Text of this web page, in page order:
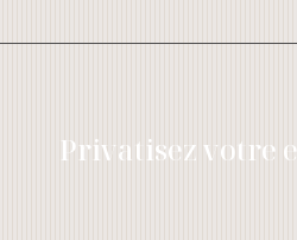
Privatisez votre